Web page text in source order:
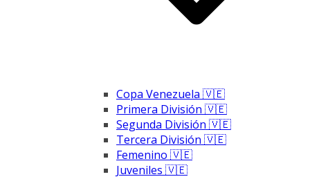
Copa Venezuela 🇻🇪
Primera División 🇻🇪
Segunda División 🇻🇪
Tercera División 🇻🇪
Femenino 🇻🇪
Juveniles 🇻🇪